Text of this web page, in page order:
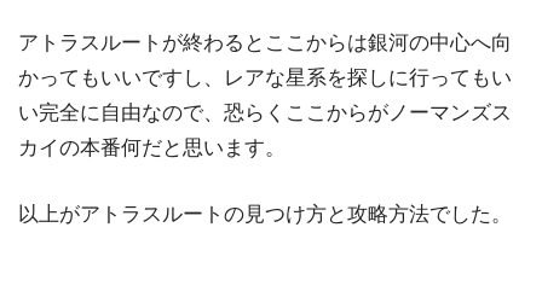
アトラスルートが終わるとここからは銀河の中心へ向
かってもいいですし、レアな星系を探しに行ってもい
い完全に自由なので、恐らくここからがノーマンズス
カイの本番何だと思います。
以上がアトラスルートの見つけ方と攻略方法でした。